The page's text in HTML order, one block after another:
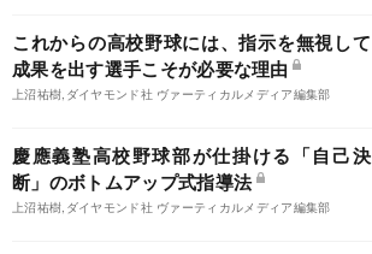
これからの高校野球には、指示を無視して
成果を出す選手こそが必要な理由
上沼祐樹,ダイヤモンド社 ヴァーティカルメディア編集部
慶應義塾高校野球部が仕掛ける「自己決
断」のボトムアップ式指導法
上沼祐樹,ダイヤモンド社 ヴァーティカルメディア編集部